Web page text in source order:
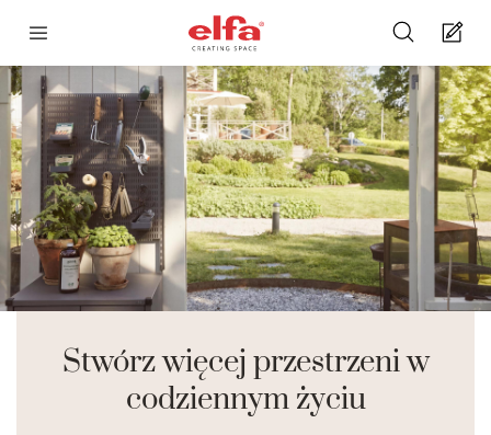
Stwórz więcej przestrzeni w
codziennym życiu